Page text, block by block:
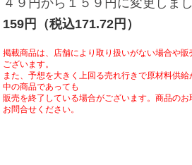
４９円から１５９円に変更しまし
159円（税込171.72円）
掲載商品は、店舗により取り扱いがない場合や
ございます。
また、予想を大きく上回る売れ行きで原材料供
中の商品であっても
販売を終了している場合がございます。商品の
お問合せください。